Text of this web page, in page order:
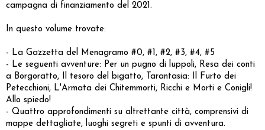
campagna di finanziamento del 2021.
In questo volume trovate:
- La Gazzetta del Menagramo #0, #1, #2, #3, #4, #5
- Le seguenti avventure: Per un pugno di luppoli, Resa dei conti
a Borgoratto, Il tesoro del bigatto, Tarantasia: Il Furto dei
Petecchioni, L'Armata dei Chitemmorti, Ricchi e Morti e Conigli!
Allo spiedo!
- Quattro approfondimenti su altrettante città, comprensivi di
mappe dettagliate, luoghi segreti e spunti di avventura.